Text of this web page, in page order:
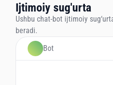
Ijtimoiy sug'urta
Ushbu chat-bot ijtimoiy
beradi.
Bot